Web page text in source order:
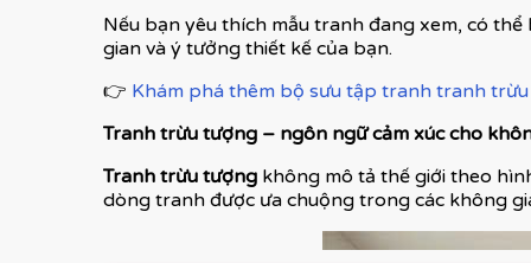
Nếu bạn yêu thích mẫu tranh đang xem, có
gian và ý tưởng thiết kế của bạn.
👉 Khám phá thêm bộ sưu tập tranh tranh
Tranh trừu tượng – ngôn ngữ cảm xúc cho
Tranh trừu tượng không mô tả thế giới theo
dòng tranh được ưa chuộng trong các không